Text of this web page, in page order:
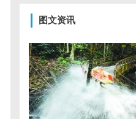
图文资讯